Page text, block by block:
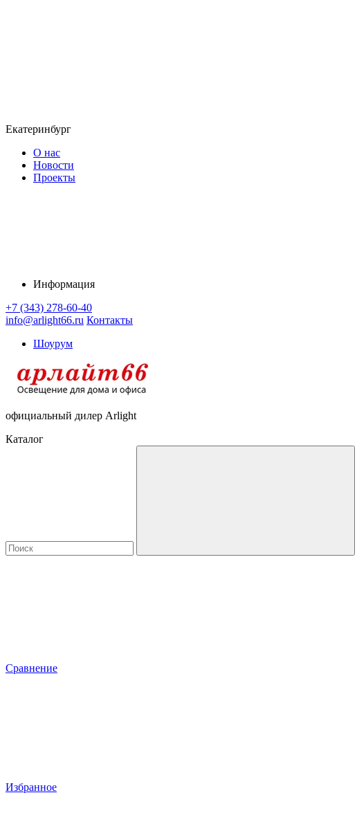
Екатеринбург
О нас
Новости
Проекты
Информация
+7 (343) 278-60-40
info@arlight66.ru Контакты
Шоурум
официальный дилер Arlight
Каталог
Сравнение
Избранное